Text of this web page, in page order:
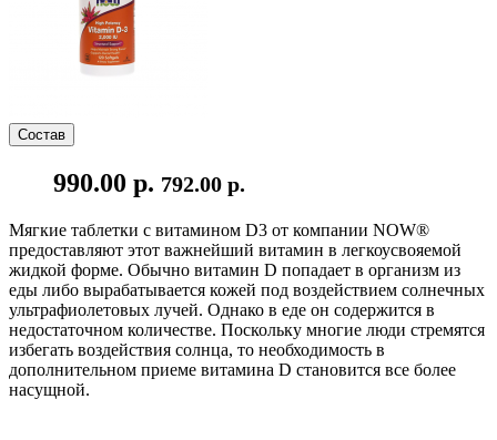
Состав
990.00 р. 792.00 р.
Мягкие таблетки с витамином D3 от компании NOW®
предоставляют этот важнейший витамин в легкоусвояемой
жидкой форме. Обычно витамин D попадает в организм из
еды либо вырабатывается кожей под воздействием солнечных
ультрафиолетовых лучей. Однако в еде он содержится в
недостаточном количестве. Поскольку многие люди стремятся
избегать воздействия солнца, то необходимость в
дополнительном приеме витамина D становится все более
насущной.